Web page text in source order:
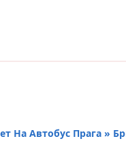
На Автобус Прага »